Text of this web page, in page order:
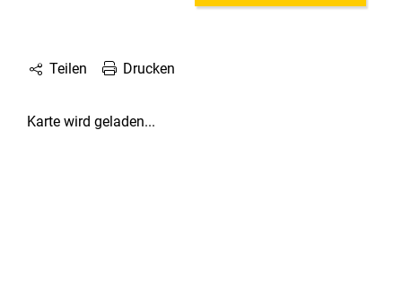
Teilen Drucken
Karte wird geladen...